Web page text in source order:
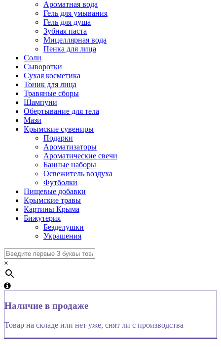
Ароматная вода
Гель для умывания
Гель для душа
Зубная паста
Мицеллярная вода
Пенка для лица
Соли
Сыворотки
Сухая косметика
Тоник для лица
Травяные сборы
Шампуни
Обертывание для тела
Мази
Крымские сувениры
Подарки
Ароматизаторы
Ароматические свечи
Банные наборы
Освежитель воздуха
Футболки
Пищевые добавки
Крымские травы
Картины Крыма
Бижутерия
Безделушки
Украшения
×
Наличие в продаже
Товар на складе или нет уже, снят ли с производства